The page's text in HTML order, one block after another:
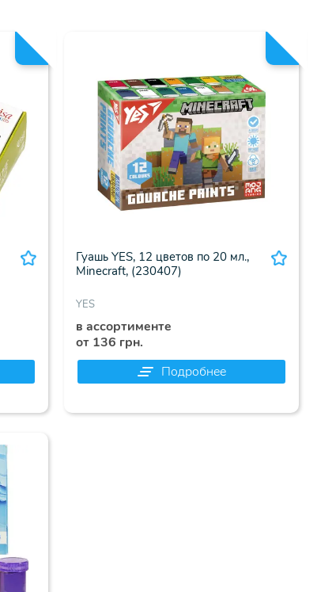
Гуашь YES, 12 цветов по 20 мл.,
Minecraft, (230407)
YES
в ассортименте
от 136 грн.
Подробнее